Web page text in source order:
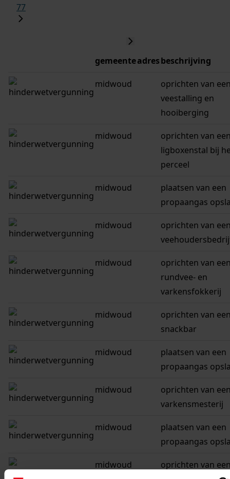
77
gemeenteadresbeschrijving
midwoud
oprichten van
veestalling en
hooiberging
midwoud
oprichten van
ligboxenstal bij
perceel
midwoud
plaatsen van een
propaangas
midwoud
oprichten van
midwoud
oprichten van
rundvee- en
varkensfokkerij
midwoud
oprichten van
snackbar
midwoud
plaatsen van een
propaangas
midwoud
oprichten van
varkensmesterij
midwoud
plaatsen van een
propaangas
midwoud
oprichten van